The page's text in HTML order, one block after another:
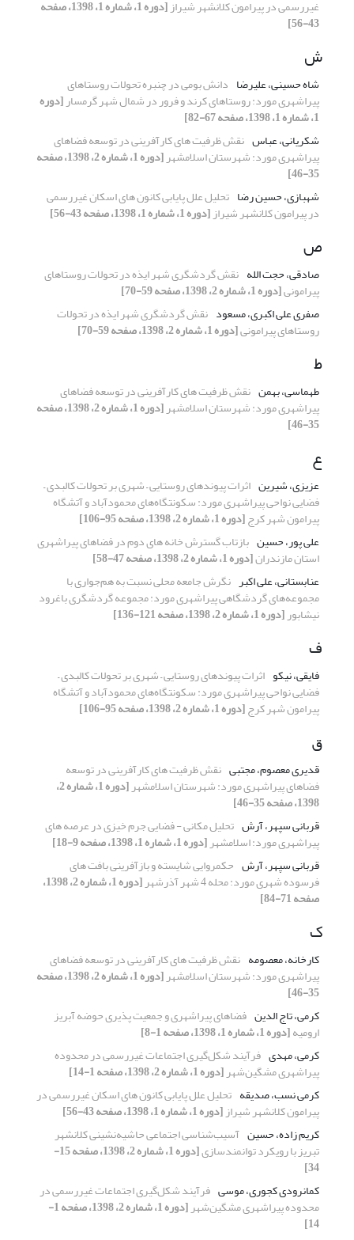
غیررسمی در پیرامون کلانشهر شیراز [دوره 1، شماره 1، 1398، صفحه
43-56]
ش
شاه حسینی، علیرضا دانش بومی در چنبره تحولات روستاهای
پیراشهری مورد: روستاهای کرند و فرور در شمال شهر گرمسار[دوره
1، شماره 1، 1398، صفحه 67-82]
شکریانی، عباس نقش ظرفیت های کارآفرینی در توسعه فضاهای
پیراشهری مورد: شهرستان اسلامشهر [دوره 1، شماره 2، 1398، صفحه
35-46]
شهبازی، حسین رضا تحلیل علل پایابی کانون های اسکان غیررسمی
در پیرامون کلانشهر شیراز[دوره 1، شماره 1، 1398، صفحه 43-56]
ص
صادقی، حجت الله نقش گردشگری شهر ایذه در تحولات روستاهای
پیرامونی[دوره 1، شماره 2، 1398، صفحه 59-70]
صفری علی اکبری، مسعود نقش گردشگری شهر ایذه در تحولات
روستاهای پیرامونی[دوره 1، شماره 2، 1398، صفحه 59-70]
ط
طهماسی، بهمن نقش ظرفیت های کارآفرینی در توسعه فضاهای
پیراشهری مورد: شهرستان اسلامشهر [دوره 1، شماره 2، 1398، صفحه
35-46]
ع
عزیزی، شیرین اثرات پیوندهای روستایی – شهری بر تحولات کالبدی –
فضایی نواحی پیراشهری مورد: سکونتگاه‌های محمودآباد و آتشگاه
پیرامون شهر کرج[دوره 1، شماره 2، 1398، صفحه 95-106]
علی پور، حسین بازتاب گسترش خانه های دوم در فضاهای پیراشهری
استان مازندران[دوره 1، شماره 2، 1398، صفحه 47-58]
عنابستانی، علی اکبر نگرش جامعه محلی نسبت به هم‌جواری با
مجموعه‌های گردشگاهی پیراشهری مورد: مجموعه گردشگری باغرود
نیشابور[دوره 1، شماره 2، 1398، صفحه 121-136]
ف
فایقی، نیکو اثرات پیوندهای روستایی – شهری بر تحولات کالبدی –
فضایی نواحی پیراشهری مورد: سکونتگاه‌های محمودآباد و آتشگاه
پیرامون شهر کرج[دوره 1، شماره 2، 1398، صفحه 95-106]
ق
قدیری معصوم، مجتبی نقش ظرفیت های کارآفرینی در توسعه
فضاهای پیراشهری مورد: شهرستان اسلامشهر [دوره 1، شماره 2،
1398، صفحه 35-46]
قربانی سپهر، آرش تحلیل مکانی - فضایی جرم خیزی در عرصه های
پیراشهری مورد: اسلامشهر[دوره 1، شماره 1، 1398، صفحه 9-18]
قربانی سپهر، آرش حکمروایی شایسته و بازآفرینی بافت های
فرسوده شهری مورد: محله 4 شهر آذرشهر [دوره 1، شماره 2، 1398،
صفحه 71-84]
ک
کارخانه، معصومه نقش ظرفیت های کارآفرینی در توسعه فضاهای
پیراشهری مورد: شهرستان اسلامشهر [دوره 1، شماره 2، 1398، صفحه
35-46]
کرمی، تاج الدین فضاهای پیراشهری و جمعیت پذیری حوضه آبریز
ارومیه[دوره 1، شماره 1، 1398، صفحه 1-8]
کرمی، مهدی فرآیند شکل‌گیری اجتماعات غیررسمی در محدوده
پیراشهری مشگین‌شهر[دوره 1، شماره 2، 1398، صفحه 1-14]
کرمی نسب، صدیقه تحلیل علل پایابی کانون های اسکان غیررسمی در
پیرامون کلانشهر شیراز[دوره 1، شماره 1، 1398، صفحه 43-56]
کریم زاده، حسین آسیب‌شناسی اجتماعی حاشیه‌نشینی کلانشهر
تبریز با رویکرد توانمندسازی [دوره 1، شماره 2، 1398، صفحه 15-
34]
کمانرودی کجوری، موسی فرآیند شکل‌گیری اجتماعات غیررسمی در
محدوده پیراشهری مشگین‌شهر [دوره 1، شماره 2، 1398، صفحه 1-
14]